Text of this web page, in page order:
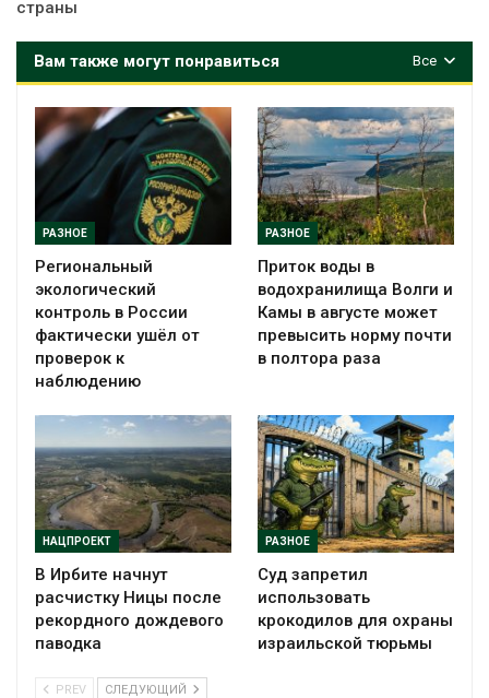
страны
Все
Вам также могут понравиться
РАЗНОЕ
Региональный
экологический
контроль в России
фактически ушёл от
проверок к
наблюдению
РАЗНОЕ
Приток воды в
водохранилища Волги и
Камы в августе может
превысить норму почти
в полтора раза
НАЦПРОЕКТ
В Ирбите начнут
расчистку Ницы после
рекордного дождевого
паводка
РАЗНОЕ
Суд запретил
использовать
крокодилов для охраны
израильской тюрьмы
PREV СЛЕДУЮЩИЙ